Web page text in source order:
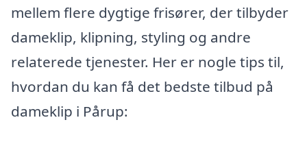
mellem flere dygtige frisører, der tilbyder
dameklip, klipning, styling og andre
relaterede tjenester. Her er nogle tips til,
hvordan du kan få det bedste tilbud på
dameklip i Pårup: